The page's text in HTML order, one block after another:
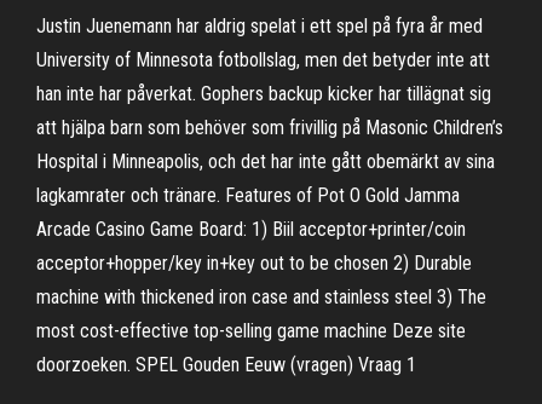
Justin Juenemann har aldrig spelat i ett spel på fyra år med
University of Minnesota fotbollslag, men det betyder inte att
han inte har påverkat. Gophers backup kicker har tillägnat sig
att hjälpa barn som behöver som frivillig på Masonic Children’s
Hospital i Minneapolis, och det har inte gått obemärkt av sina
lagkamrater och tränare. Features of Pot O Gold Jamma
Arcade Casino Game Board: 1) Biil acceptor+printer/coin
acceptor+hopper/key in+key out to be chosen 2) Durable
machine with thickened iron case and stainless steel 3) The
most cost-effective top-selling game machine Deze site
doorzoeken. SPEL Gouden Eeuw (vragen) Vraag 1